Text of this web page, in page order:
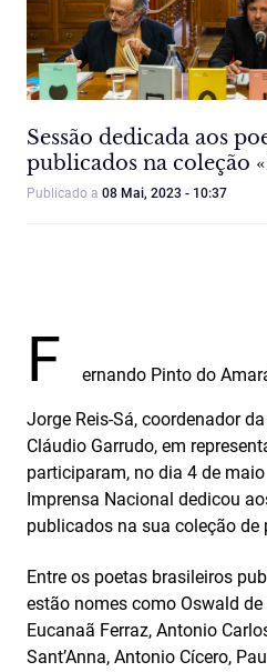
Sessão dedicada aos
publicados na coleção
Publicado a 08 Mai, 2023 - 10:37
F ernando Pinto do
Jorge Reis‑Sá, coordenador
Cláudio Garrudo, em
participaram, no dia 4 de
Imprensa Nacional dedicou
publicados na sua coleção de
Entre os poetas brasileiros
estão nomes como Oswald de
Eucanaã Ferraz, Antonio
Sant’Anna, Antonio Cícero,